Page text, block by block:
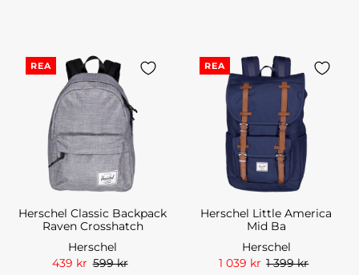
REA
Herschel Classic Backpack
Raven Crosshatch
Herschel
439 kr 599 kr
REA
Herschel Little America
Mid Ba
Herschel
1 039 kr 1 399 kr